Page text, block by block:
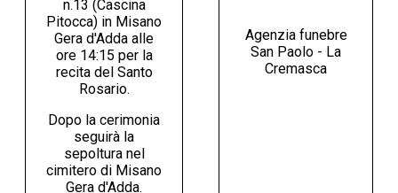
n.13 (Cascina
Pitocca) in Misano
Gera d'Adda alle
ore 14:15 per la
recita del Santo
Rosario.
Dopo la cerimonia
seguirà la
sepoltura nel
cimitero di Misano
Gera d'Adda.
Agenzia funebre
San Paolo - La
Cremasca